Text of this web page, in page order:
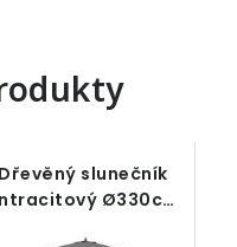
Dřevěný slunečník
Ø330cm